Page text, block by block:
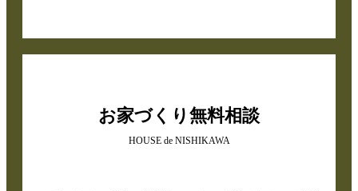
お家づくり無料相談
HOUSE de NISHIKAWA